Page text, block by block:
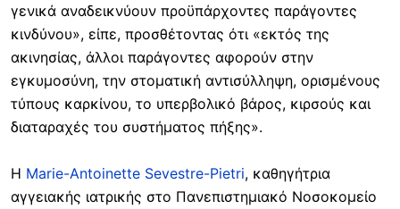
γενικά αναδεικνύουν προϋπάρχοντες παράγοντες
κινδύνου», είπε, προσθέτοντας ότι «εκτός της
ακινησίας, άλλοι παράγοντες αφορούν στην
εγκυμοσύνη, την στοματική αντισύλληψη, ορισμένους
τύπους καρκίνου, το υπερβολικό βάρος, κιρσούς και
διαταραχές του συστήματος πήξης».
Η Marie-Antoinette Sevestre-Pietri, καθηγήτρια
αγγειακής ιατρικής στο Πανεπιστημιακό Νοσοκομείο